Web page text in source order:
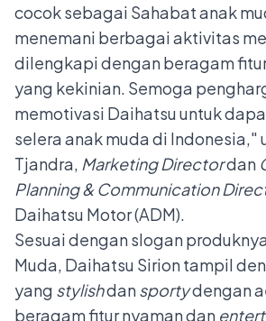
cocok sebagai Sahabat anak
menemani berbagai aktivitas
dilengkapi dengan beragam
yang kekinian. Semoga
memotivasi Daihatsu untuk
selera anak muda di Indonesia,"
Tjandra, Marketing Directordan
Planning & Communication
Daihatsu Motor (ADM).
Sesuai dengan slogan
Muda, Daihatsu Sirion tampil
yang stylishdansportydengan
beragam fitur nyaman dan